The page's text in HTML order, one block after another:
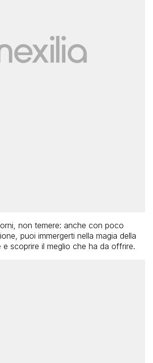
non temere: anche con poco
puoi immergerti nella magia della
e scoprire il meglio che ha da offrire.